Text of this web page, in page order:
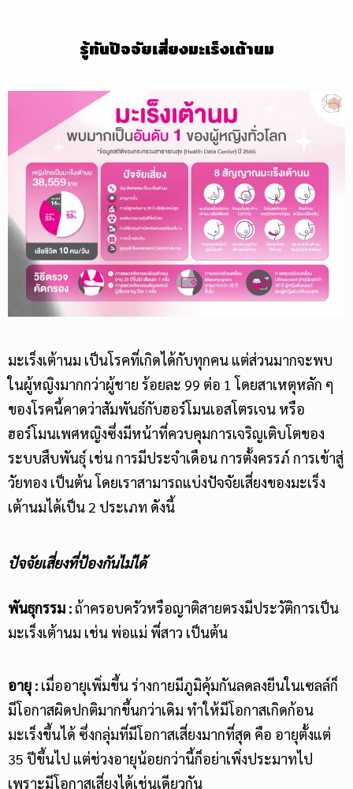
รู้ทันปัจจัยเสี่ยงมะเร็งเต้านม
มะเร็งเต้านม เป็นโรคที่เกิดได้กับทุกคน แต่ส่วนมากจะพบ
ในผู้หญิงมากกว่าผู้ชาย ร้อยละ 99 ต่อ 1 โดยสาเหตุหลัก ๆ
ของโรคนี้คาดว่าสัมพันธ์กับฮอร์โมนเอสโตรเจน หรือ
ฮอร์โมนเพศหญิงซึ่งมีหน้าที่ควบคุมการเจริญเติบโตของ
ระบบสืบพันธุ์ เช่น การมีประจำเดือน การตั้งครรภ์ การเข้าสู่
วัยทอง เป็นต้น โดยเราสามารถแบ่งปัจจัยเสี่ยงของมะเร็ง
เต้านมได้เป็น 2 ประเภท ดังนี้
ปัจจัยเสี่ยงที่ป้องกันไม่ได้
พันธุกรรม :ถ้าครอบครัวหรือญาติสายตรงมีประวัติการเป็น
มะเร็งเต้านม เช่น พ่อแม่ พี่สาว เป็นต้น
อายุ : เมื่ออายุเพิ่มขึ้น ร่างกายมีภูมิคุ้มกันลดลงยีนในเซลล์ก็
มีโอกาสผิดปกติมากขึ้นกว่าเดิม ทำให้มีโอกาสเกิดก้อน
มะเร็งขึ้นได้ ซึ่งกลุ่มที่มีโอกาสเสี่ยงมากที่สุด คือ อายุตั้งแต่
35 ปีขึ้นไป แต่ช่วงอายุน้อยกว่านี้ก็อย่าเพิ่งประมาทไป
เพราะมีโอกาสเสี่ยงได้เช่นเดียวกัน